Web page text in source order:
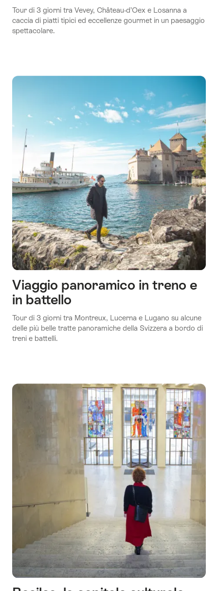
Tour di 3 giorni tra Vevey, Château-d’Oex e Losanna a
caccia di piatti tipici ed eccellenze gourmet in un paesaggio
spettacolare.
Viaggio panoramico in treno e
in battello
Tour di 3 giorni tra Montreux, Lucerna e Lugano su alcune
delle più belle tratte panoramiche della Svizzera a bordo di
treni e battelli.